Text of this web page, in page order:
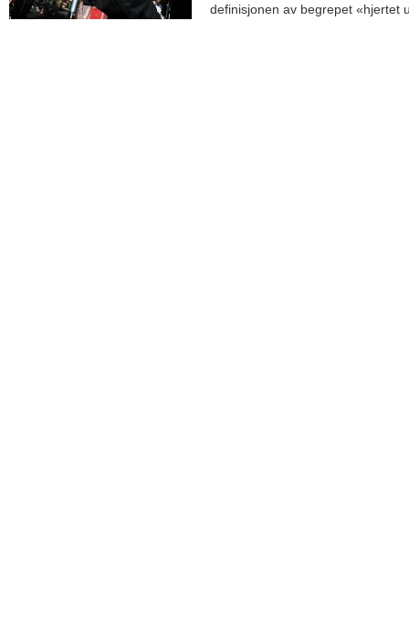
definisjonen av begrepet «hjertet